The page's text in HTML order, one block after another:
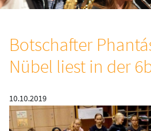
Botschafter
Nübel liest in der
10.10.2019